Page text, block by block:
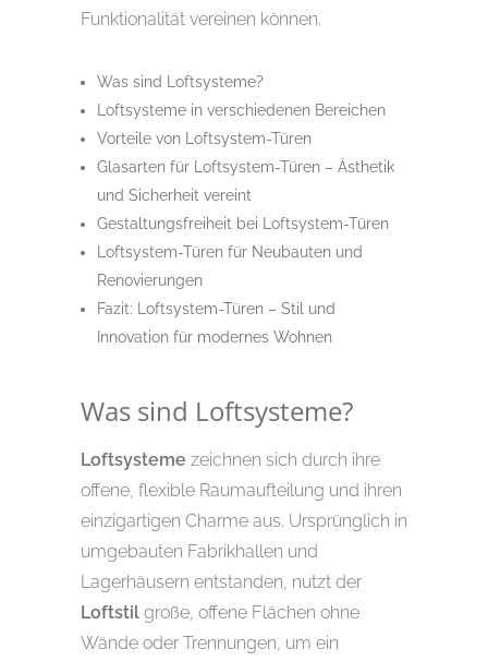
Funktionalität vereinen können.
Was sind Loftsysteme?
Loftsysteme in verschiedenen Bereichen
Vorteile von Loftsystem-Türen
Glasarten für Loftsystem-Türen – Ästhetik
und Sicherheit vereint
Gestaltungsfreiheit bei Loftsystem-Türen
Loftsystem-Türen für Neubauten und
Renovierungen
Fazit: Loftsystem-Türen – Stil und
Innovation für modernes Wohnen
Was sind Loftsysteme?
Loftsysteme zeichnen sich durch ihre
offene, flexible Raumaufteilung und ihren
einzigartigen Charme aus. Ursprünglich in
umgebauten Fabrikhallen und
Lagerhäusern entstanden, nutzt der
Loftstil große, offene Flächen ohne
Wände oder Trennungen, um ein